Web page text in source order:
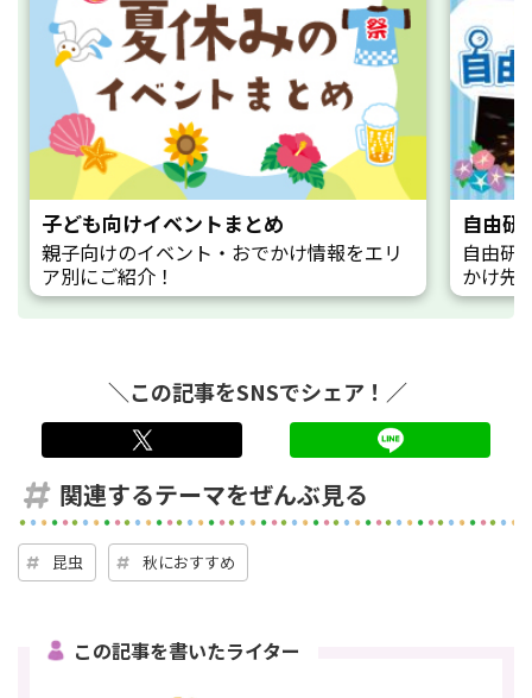
子ども向けイベントまとめ
親子向けのイベント・おでかけ情報をエリ
ア別にご紹介！
自由研
自由研
かけ先
＼この記事をSNSでシェア！／
関連するテーマをぜんぶ見る
昆虫 秋におすすめ
この記事を書いたライター